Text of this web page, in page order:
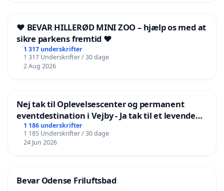
❤️ BEVAR HILLERØD MINI ZOO – hjælp os med at
sikre parkens fremtid ❤️
1 317 underskrifter
1 317 Underskrifter / 30 dage
2 Aug 2026
Nej tak til Oplevelsescenter og permanent
eventdestination i Vejby - Ja tak til et levende
lokalområde i balance
1 186 underskrifter
1 185 Underskrifter / 30 dage
24 Jun 2026
Bevar Odense Friluftsbad